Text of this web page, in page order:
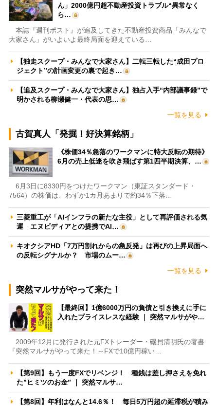
ん」2000億円超不動産投資トラブル“異常なく
ら…
本誌『週刊ポスト』が追及してきた不動産投資商品「みんなで
大家さん」がいよいよ最終局面を迎えている…
【独走スクープ・みんなで大家さん】二転三転した“成田プロ
ジェクト”の計画変更の裏で起き…
【追及スクープ・みんなで大家さん】独占入手“内部議事録”で
明かされる柳瀬健一・代表の思…
一覧を見る
古賀真人「発掘！好決算銘柄」
《株価34％急落のワークマンに特大反転の期待》
6月の売上低迷を吹き飛ばす第1四半期決算、…
6月3日に8330円をつけたワークマン（東証スタンダード・
7564）の株価は、わずか1カ月あまりで約34％下落…
三菱重工が「AIインフラの新たな主役」として再評価される気
運 エヌビディアとの提携でAI…
キオクシアHD「7万円割れからの急反発」は再びの上昇局面へ
の反転シグナルか？ 市場のムー…
一覧を見る
突然マルサがやって来た！
【最終回】1億6000万円の負債と引き換えに手に
入れたプライスレスな経験 ｜ 突然マルサがや…
2009年12月に発行された元FXトレーダー・磯貝清明氏の著書
『突然マルサがやって来た！～FXで10億円稼い…
【第9回】もう一度FXでリベンジ！ 種銭は差し押さえを免れ
た”ヒミツのお金” ｜ 突然マルサ…
【第8回】年利はなんと14.6％！ 毎日5万円超の延滞税が積み